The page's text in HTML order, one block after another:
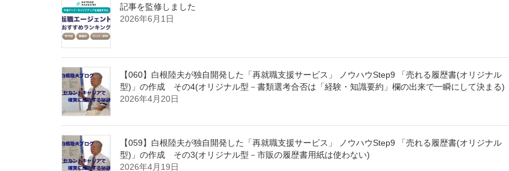
記事を監修しました
2026年6月1日
【060】白根陸夫が独自開発した「再就職支援サービス」 ノウハウStep9 「売れる履歴書(オリジナル
型)」の作成 その4(オリジナル型－書類選考合否は「経験・知識要約」欄の出来で一瞬にして決まる)
2026年4月20日
【059】白根陸夫が独自開発した「再就職支援サービス」 ノウハウStep9 「売れる履歴書(オリジナル
型)」の作成 その3(オリジナル型－市販の履歴書用紙は使わない)
2026年4月19日